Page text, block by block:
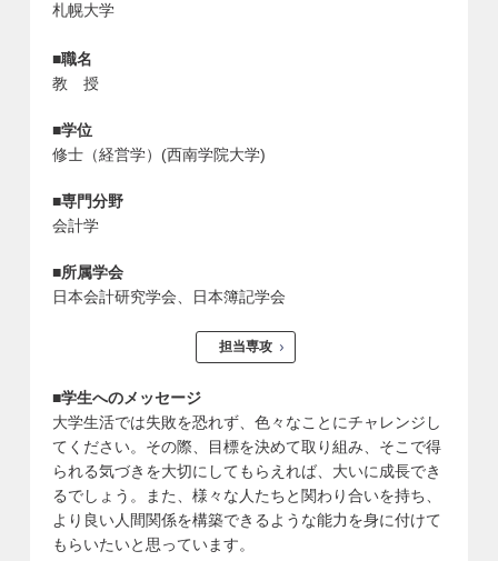
札幌大学
■職名
教 授
■学位
修士（経営学）(西南学院大学)
■専門分野
会計学
■所属学会
日本会計研究学会、日本簿記学会
担当専攻
■学生へのメッセージ
大学生活では失敗を恐れず、色々なことにチャレンジし
てください。その際、目標を決めて取り組み、そこで得
られる気づきを大切にしてもらえれば、大いに成長でき
るでしょう。また、様々な人たちと関わり合いを持ち、
より良い人間関係を構築できるような能力を身に付けて
もらいたいと思っています。